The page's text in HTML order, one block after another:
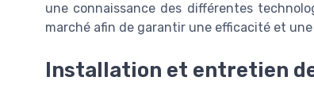
une connaissance des différentes
marché afin de garantir une efficacité et
Installation et entretien